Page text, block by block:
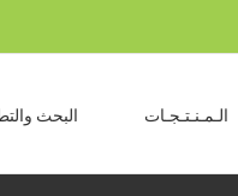
الـمـنـتـجـات البحث